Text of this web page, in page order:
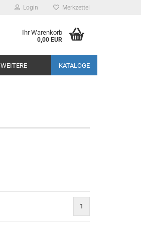
Login Merkzettel
Ihr Warenkorb
0,00 EUR
KATALOGE
WEITERE
1